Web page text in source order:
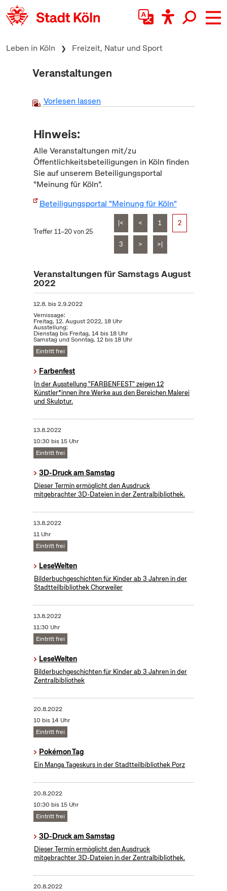
zum Inhalt springen
Leben in Köln Freizeit, Natur und Sport
Veranstaltungen
Vorlesen lassen
Hinweis:
Alle Veranstaltungen mit/zu
Öffentlichkeitsbeteiligungen in Köln finden
Sie auf unserem Beteiligungsportal
"Meinung für Köln".
Beteiligungsportal "Meinung für Köln"
Treffer 11–20 von 25
|< < 1 2
3 > >|
Veranstaltungen für Samstags August
2022
12.8. bis2.9.2022
Vernissage:
Freitag, 12. August 2022, 18 Uhr
Ausstellung:
Dienstag bis Freitag, 14 bis 18 Uhr
Samstag und Sonntag, 12 bis 18 Uhr
Eintritt frei
Farbenfest
In der Ausstellung "FARBENFEST" zeigen 12
Künstler*innen ihre Werke aus den Bereichen Malerei
und Skulptur.
13.8.2022
10:30 bis 15 Uhr
Eintritt frei
3D-Druck am Samstag
Dieser Termin ermöglicht den Ausdruck
mitgebrachter 3D-Dateien in der Zentralbibliothek.
13.8.2022
11 Uhr
Eintritt frei
LeseWelten
Bilderbuchgeschichten für Kinder ab 3 Jahren in der
Stadtteilbibliothek Chorweiler
13.8.2022
11:30 Uhr
Eintritt frei
LeseWelten
Bilderbuchgeschichten für Kinder ab 3 Jahren in der
Zentralbibliothek
20.8.2022
10 bis 14 Uhr
Eintritt frei
Pokémon Tag
Ein Manga Tageskurs in der Stadtteilbibliothek Porz
20.8.2022
10:30 bis 15 Uhr
Eintritt frei
3D-Druck am Samstag
Dieser Termin ermöglicht den Ausdruck
mitgebrachter 3D-Dateien in der Zentralbibliothek.
20.8.2022